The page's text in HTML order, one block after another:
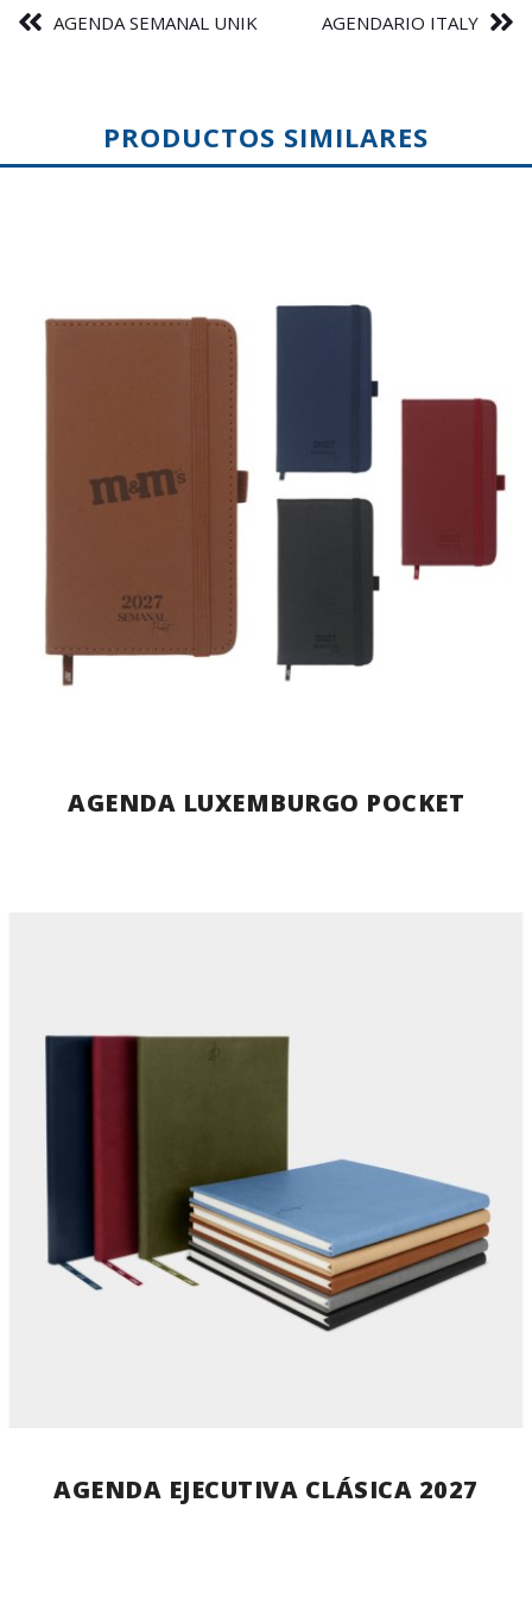
AGENDA SEMANAL UNIK AGENDARIO ITALY
PRODUCTOS SIMILARES
AGENDA LUXEMBURGO POCKET
AGENDA EJECUTIVA CLÁSICA 2027